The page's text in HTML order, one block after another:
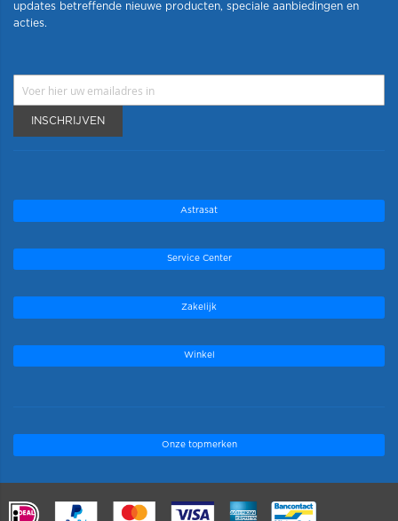
updates betreffende nieuwe producten, speciale aanbiedingen en
acties.
INSCHRIJVEN
Astrasat
Service Center
Zakelijk
Winkel
Onze topmerken
.